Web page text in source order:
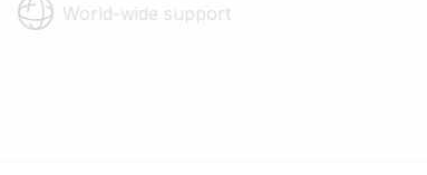
World-wide support